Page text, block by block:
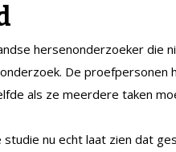
hersenonderzoeker die
De proefpersonen
als ze meerdere taken
nu echt laat zien dat